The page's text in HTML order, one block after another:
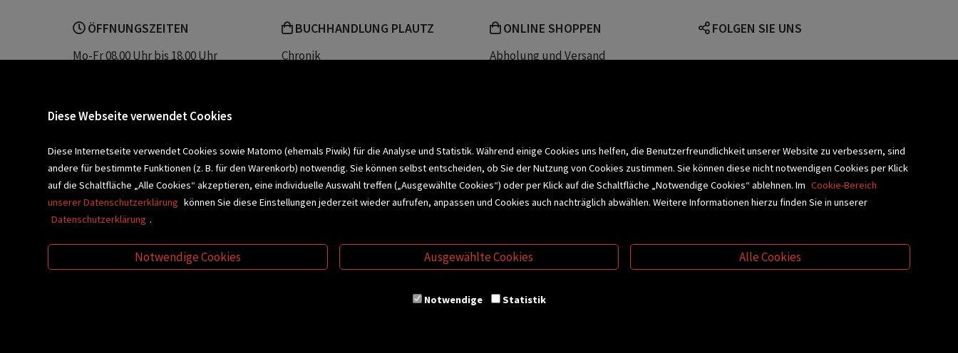
ÖFFNUNGSZEITEN
Mo-Fr 08.00 Uhr bis 18.00 Uhr
Sparkassenplatz 2
BUCHHANDLUNG PLAUTZ
Chronik
ONLINE SHOPPEN
Abholung und Versand
FOLGEN SIE UNS
BLEIBEN WIR IN KONTAKT! Newsletter abonnieren >
Diese Webseite verwendet Cookies
Diese Internetseite verwendet Cookies sowie Matomo (ehemals Piwik) für die Analyse und Statistik. Während einige Cookies uns helfen, die Benutzerfreundlichkeit unserer Website zu verbessern, sind
andere für bestimmte Funktionen (z. B. für den Warenkorb) notwendig. Sie können selbst entscheiden, ob Sie der Nutzung von Cookies zustimmen. Sie können diese nicht notwendigen Cookies per Klick
auf die Schaltfläche „Alle Cookies“ akzeptieren, eine individuelle Auswahl treffen („Ausgewählte Cookies“) oder per Klick auf die Schaltfläche „Notwendige Cookies“ ablehnen. Im Cookie-Bereich
unserer Datenschutzerklärung können Sie diese Einstellungen jederzeit wieder aufrufen, anpassen und Cookies auch nachträglich abwählen. Weitere Informationen hierzu finden Sie in unserer
Datenschutzerklärung .
Notwendige Cookies Ausgewählte Cookies Alle Cookies
Notwendige Statistik